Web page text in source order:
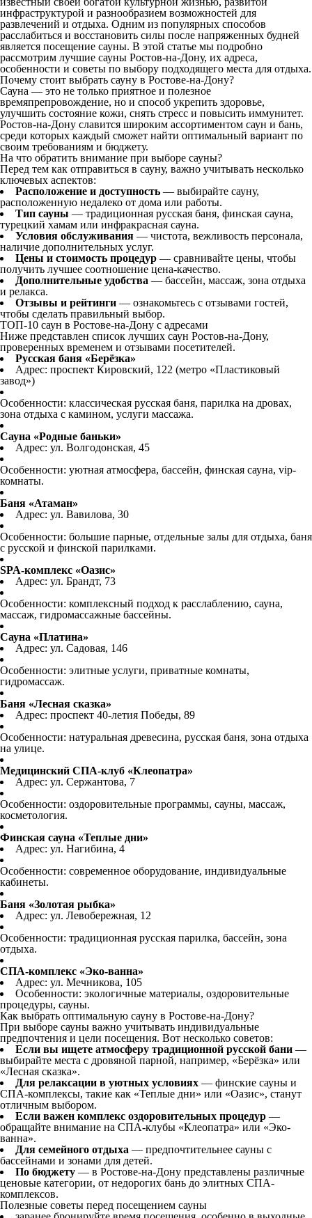
инфраструктурой и разнообразием возможностей для
развлечений и отдыха. Одним из популярных способов
расслабиться и восстановить силы после напряженных будней
является посещение сауны. В этой статье мы подробно
рассмотрим лучшие сауны Ростов-на-Дону, их адреса,
особенности и советы по выбору подходящего места для отдыха.
Почему стоит выбрать сауну в Ростове-на-Дону?
Сауна — это не только приятное и полезное
времяпрепровождение, но и способ укрепить здоровье,
улучшить состояние кожи, снять стресс и повысить иммунитет.
Ростов-на-Дону славится широким ассортиментом саун и бань,
среди которых каждый сможет найти оптимальный вариант по
своим требованиям и бюджету.
На что обратить внимание при выборе сауны?
Перед тем как отправиться в сауну, важно учитывать несколько
ключевых аспектов:
Расположение и доступность — выбирайте сауну,
расположенную недалеко от дома или работы.
Тип сауны — традиционная русская баня, финская сауна,
турецкий хамам или инфракрасная сауна.
Условия обслуживания — чистота, вежливость персонала,
наличие дополнительных услуг.
Цены и стоимость процедур — сравнивайте цены, чтобы
получить лучшее соотношение цена-качество.
Дополнительные удобства — бассейн, массаж, зона отдыха
и релакса.
Отзывы и рейтинги — ознакомьтесь с отзывами гостей,
чтобы сделать правильный выбор.
ТОП-10 саун в Ростове-на-Дону с адресами
Ниже представлен список лучших саун Ростов-на-Дону,
проверенных временем и отзывами посетителей.
Русская баня «Берёзка»
Адрес: проспект Кировский, 122 (метро «Пластиковый
завод»)
Особенности: классическая русская баня, парилка на дровах,
зона отдыха с камином, услуги массажа.
Сауна «Родные баньки»
Адрес: ул. Волгодонская, 45
Особенности: уютная атмосфера, бассейн, финская сауна, vip-
комнаты.
Баня «Атаман»
Адрес: ул. Вавилова, 30
Особенности: большие парные, отдельные залы для отдыха, баня
с русской и финской парилками.
SPA-комплекс «Оазис»
Адрес: ул. Брандт, 73
Особенности: комплексный подход к расслаблению, сауна,
массаж, гидромассажные бассейны.
Сауна «Платина»
Адрес: ул. Садовая, 146
Особенности: элитные услуги, приватные комнаты,
гидромассаж.
Баня «Лесная сказка»
Адрес: проспект 40-летия Победы, 89
Особенности: натуральная древесина, русская баня, зона отдыха
на улице.
Медицинский СПА-клуб «Клеопатра»
Адрес: ул. Сержантова, 7
Особенности: оздоровительные программы, сауны, массаж,
косметология.
Финская сауна «Теплые дни»
Адрес: ул. Нагибина, 4
Особенности: современное оборудование, индивидуальные
кабинеты.
Баня «Золотая рыбка»
Адрес: ул. Левобережная, 12
Особенности: традиционная русская парилка, бассейн, зона
отдыха.
СПА-комплекс «Эко-ванна»
Адрес: ул. Мечникова, 105
Особенности: экологичные материалы, оздоровительные
процедуры, сауны.
Как выбрать оптимальную сауну в Ростове-на-Дону?
При выборе сауны важно учитывать индивидуальные
предпочтения и цели посещения. Вот несколько советов:
Если вы ищете атмосферу традиционной русской бани —
выбирайте места с дровяной парной, например, «Берёзка» или
«Лесная сказка».
Для релаксации в уютных условиях — финские сауны и
СПА-комплексы, такие как «Теплые дни» или «Оазис», станут
отличным выбором.
Если важен комплекс оздоровительных процедур —
обращайте внимание на СПА-клубы «Клеопатра» или «Эко-
ванна».
Для семейного отдыха — предпочтительнее сауны с
бассейнами и зонами для детей.
По бюджету — в Ростове-на-Дону представлены различные
ценовые категории, от недорогих бань до элитных СПА-
комплексов.
Полезные советы перед посещением сауны